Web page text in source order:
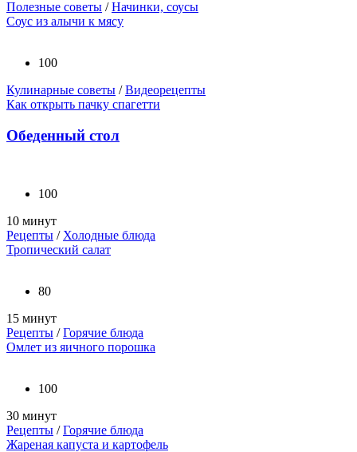
Полезные советы /Начинки, соусы
Соус из алычи к мясу
100
Кулинарные советы /Видеорецепты
Как открыть пачку спагетти
Обеденный стол
100
10 минут
Рецепты / Холодные блюда
Тропический салат
80
15 минут
Рецепты /Горячие блюда
Омлет из яичного порошка
100
30 минут
Рецепты /Горячие блюда
Жареная капуста и картофель